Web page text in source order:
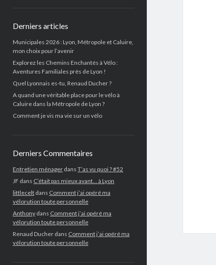
Derniers articles
Municipales 2026 : Lyon, Métropole et Caluire,
mon choix pour l’avenir
Explorez les Chemins Enchantés à Vélo :
Aventures Familiales près de Lyon !
Quel Lyonnais es-tu, Renaud Ducher ?
A quand une véritable place pour le vélo à
Caluire dans la Métropole de Lyon ?
Comment je vis ma vie sur un vélo
Derniers Commentaires
Entretien ménagerdans T’as vu quoi ? #52
JF dans C’était pas mieux avant… à Lyon
littleceltdans Comment j’ai opéré ma
vélorution toute personnelle
Anthonydans Comment j’ai opéré ma
vélorution toute personnelle
Renaud Ducherdans Comment j’ai opéré ma
vélorution toute personnelle